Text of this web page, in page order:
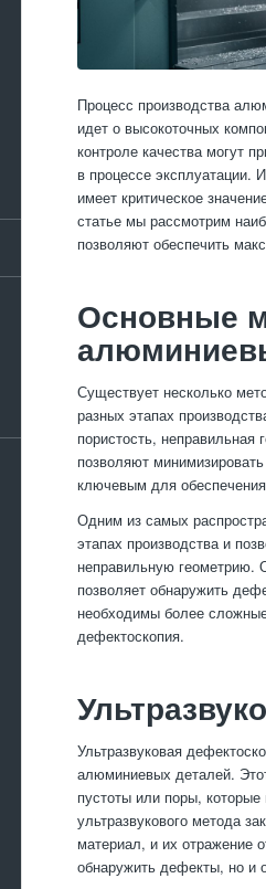
Процесс производства
идет о высокоточных
контроле качества могут
в процессе эксплуатации.
имеет критическое
статье мы рассмотрим
позволяют обеспечить
Основные
Существует несколько
разных этапах
пористость, неправильная
позволяют
ключевым для обеспечения
Одним из самых
этапах производства и
неправильную геометрию.
позволяет обнаружить
необходимы более сложные
дефектоскопия.
Ультразвуковая
алюминиевых деталей.
пустоты или поры,
ультразвукового метода
материал, и их отражение
обнаружить дефекты, но и